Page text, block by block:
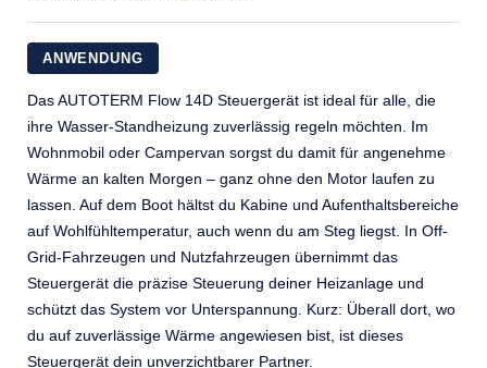
ANWENDUNG
Das AUTOTERM Flow 14D Steuergerät ist ideal für alle, die
ihre Wasser-Standheizung zuverlässig regeln möchten. Im
Wohnmobil oder Campervan sorgst du damit für angenehme
Wärme an kalten Morgen – ganz ohne den Motor laufen zu
lassen. Auf dem Boot hältst du Kabine und Aufenthaltsbereiche
auf Wohlfühltemperatur, auch wenn du am Steg liegst. In Off-
Grid-Fahrzeugen und Nutzfahrzeugen übernimmt das
Steuergerät die präzise Steuerung deiner Heizanlage und
schützt das System vor Unterspannung. Kurz: Überall dort, wo
du auf zuverlässige Wärme angewiesen bist, ist dieses
Steuergerät dein unverzichtbarer Partner.